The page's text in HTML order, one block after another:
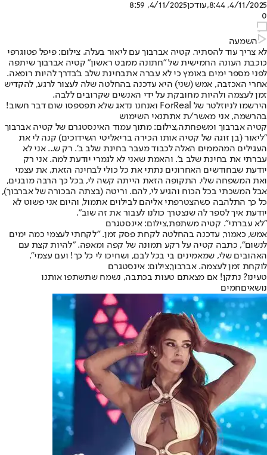
4/11/2025, 8:44
,עודכן4/11/2025, 8:59
0
השמעה
לא צריך עוד להסתיר. קטיה אברבוך עם ליאור בעלה. צילום: פיפל פטוגרפי
כוכבת העונה החמישית של "חתונה ממבט ראשון" קטיה אברבוך שיתפה
לפני מספר ימים באומץ כי לא עברה אתבחינת שלב ב'בדרך להיות רופאה.
אחרי האכזבה, אמש (שני) היא עדכנה בהחלטה שלה לעצור לרגע, להקדיש
זמן לעצמה ולהיות מחובקת על ידי האנשים שקרובים ללבה.
הירשמו לניוזלטר של ForReal ואנחנו נדאג שלא תפספסו שום דבר חשוב!
בהרשמה, אני מאשר/ת אתתנאי השימוש
קטיה אברבוך ומשפחתה,צילום: מתוך עמוד האינסטגרם של קטיה אברבוך
"ליאור (בן זוגה של קטיה אותו הכירה בריאליטי השידוכים) קנה לי את
העגילים המהממים האלה לכבוד מעבר בחינת שלב ב'. רק ש... אני לא
עברתי את בחינת שלב ב'. והאמת שאני לא לגמרי יודעת למה. אני רק
יודעת שבחודשים האחרונים נתתי את כל כולי לבחינה הזאת, את עצמי
ואת המשפחה שלי. התקופה הזאת הייתה קשה לי, בכל כך הרבה מובנים,
אבל המשכתי בכל הכוח והגיע לי, להם. וריטה (בצתה הבכורה של אברבוך),
כל כך התלהבה כשהצטרפתי אליהם לבילוים אתמול, והיום אני פשוט לא
יודעת איך לספר לה שנצטרך כולנו לעבור את זה שוב".
"לא עברתי". קטיה משתפת,צילום: אינסטגרם
אמש, כאמור, עדכנה בהחלטה לקחת פסק זמן. "לקחתי לעצמי כמה ימים
לנשום", כתבה קטיה על רקע תמונה של קפה ומאפה. "להיות קצת עם
האהובים שלי, שמאמינים בי בכל לבם, ושחיכו לי כל כך! ועם עצמי".
לוקחת זמן לעצמה. אברבוך,צילום: אינסטגרם
טעינו? נתקן! אם מצאתם טעות בכתבה, נשמח שתשתפו אותנו
נושאיםחמים